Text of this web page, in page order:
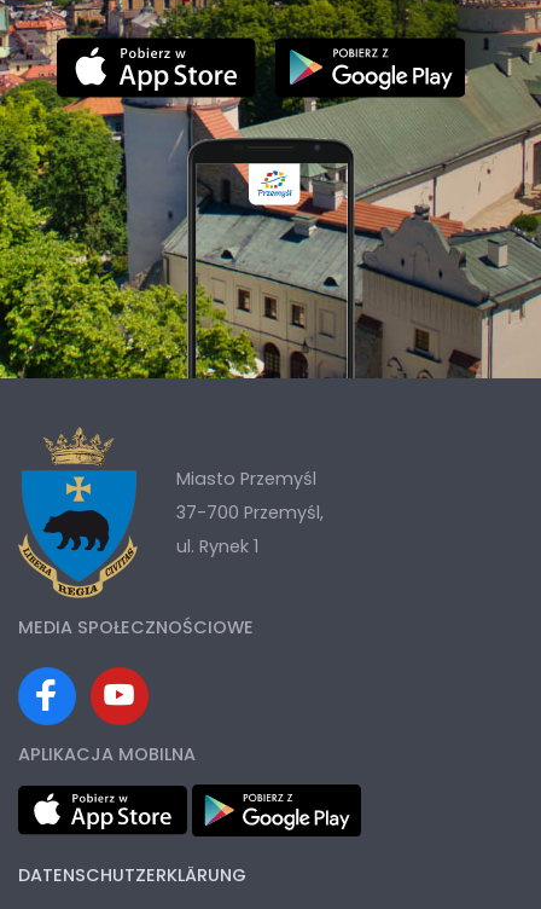
Miasto Przemyśl
37-700 Przemyśl,
ul. Rynek 1
MEDIA SPOŁECZNOŚCIOWE
APLIKACJA MOBILNA
DATENSCHUTZERKLÄRUNG